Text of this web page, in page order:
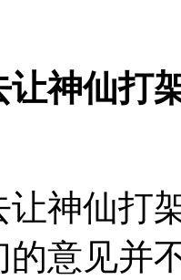
让神仙打
让神仙打
的意见并